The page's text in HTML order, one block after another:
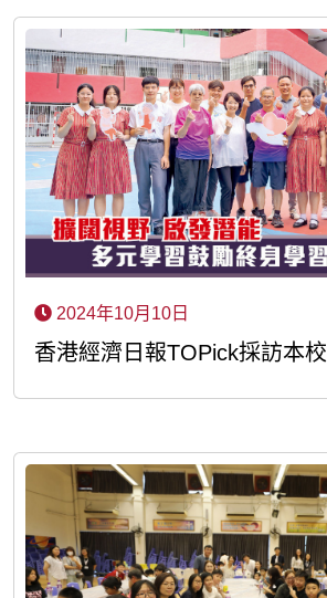
2024年10月10日
香港經濟日報TOPick採訪本校